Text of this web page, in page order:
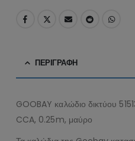
ΠΕΡΙΓΡΑΦΉ
GOOBAY καλώδιο δικτύου
CCA, 0.25m, μαύρο